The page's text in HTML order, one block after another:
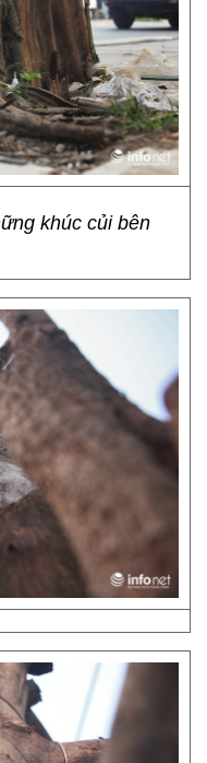
khúc củi bên